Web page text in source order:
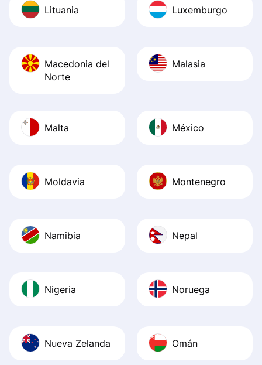
Lituania Luxemburgo
Macedonia del
Norte
Malasia
Malta México
Moldavia Montenegro
Namibia Nepal
Nigeria Noruega
Nueva Zelanda Omán